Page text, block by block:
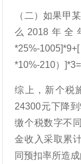
（二）如果甲
么2018年全
*25%-
*10%-210）
综上，新个税
24300元下降
缴个税数字不
金收入采取累
同预扣率所造成